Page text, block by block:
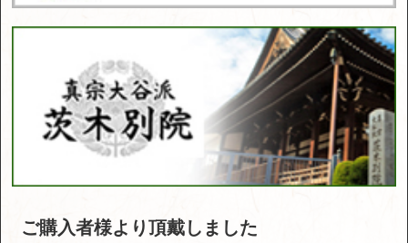
ご購入者様より頂戴しました